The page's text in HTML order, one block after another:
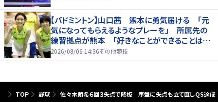
【バドミントン】山口茜 熊本に勇気届ける 「元
気になってもらえるようなプレーを」 所属先の
練習拠点が熊本 「好きなことができることは当
たり前じゃない」
2026/08/06 14:36その他競技
TOP 野球 佐々木朗希６回３失点で降板 序盤に失点も立て直しQS達